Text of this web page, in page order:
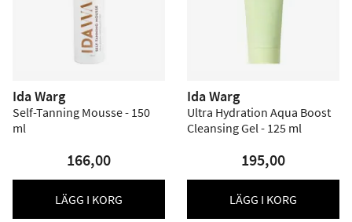
Ida Warg
Self-Tanning Mousse - 150
ml
166,00
LÄGG I KORG
Ida Warg
Ultra Hydration Aqua Boost
Cleansing Gel - 125 ml
195,00
LÄGG I KORG